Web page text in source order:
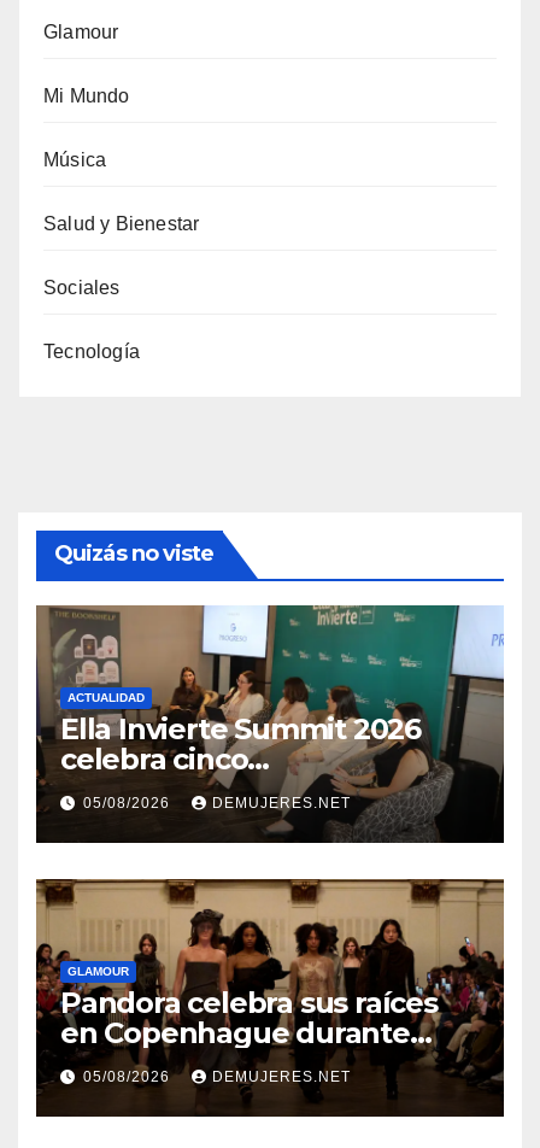
Glamour
Mi Mundo
Música
Salud y Bienestar
Sociales
Tecnología
Quizás no viste
ACTUALIDAD
Ella Invierte Summit 2026
celebra cinco
añosimpulsando a las
mujeres a construir su
independencia financiera
05/08/2026 DEMUJERES.NET
GLAMOUR
Pandora celebra sus raíces
en Copenhague durante
Copenhagen Fashion Week a
través de alianzas creativas
05/08/2026 DEMUJERES.NET